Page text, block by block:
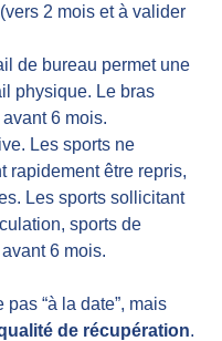
2 mois et à valider
de bureau permet une
physique. Le bras
6 mois.
Les sports ne
rapidement être repris,
Les sports sollicitant
sports de
6 mois.
“à la date”, mais
de récupération.